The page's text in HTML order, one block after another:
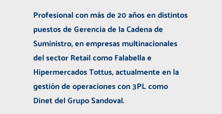
Profesional con más de 20 años en distintos
puestos de Gerencia de la Cadena de
Suministro, en empresas multinacionales
del sector Retail como Falabella e
Hipermercados Tottus, actualmente en la
gestión de operaciones con 3PL como
Dinet del Grupo Sandoval.